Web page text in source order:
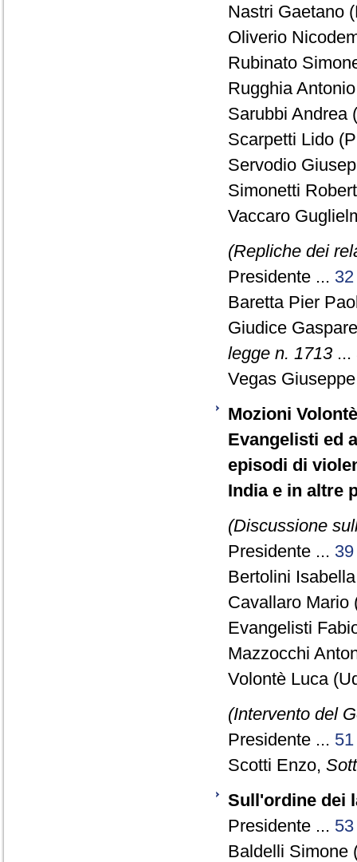
Nastri Gaetano
Oliverio
Rubinato
Rugghia
Sarubbi Andrea
Scarpetti Lido
Servodio
Simonetti
Vaccaro
(Repliche dei
Presidente ... 32
Baretta Pier
Giudice
legge n. 1713 ...
Vegas
Mozioni
Evangelisti ed
episodi di
India e in altre
(Discussione
Presidente ... 39
Bertolini
Cavallaro
Evangelisti
Mazzocchi
Volontè Luca
(Intervento del
Presidente ... 51
Scotti Enzo,
Sull'ordine dei
Presidente ... 53
Baldelli Simone